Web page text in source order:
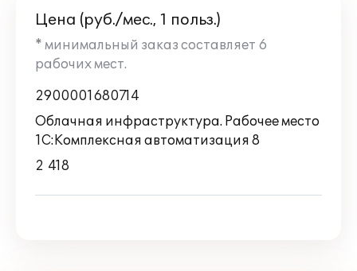
Цена (руб./мес., 1 польз.)
* минимальный заказ составляет 6
рабочих мест.
2900001680714
Облачная инфраструктура. Рабочее место
1C:Комплексная автоматизация 8
2 418